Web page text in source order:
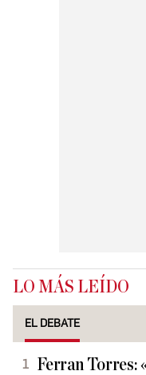
LO MÁS LEÍDO
EL DEBATE
Ferran Torres: